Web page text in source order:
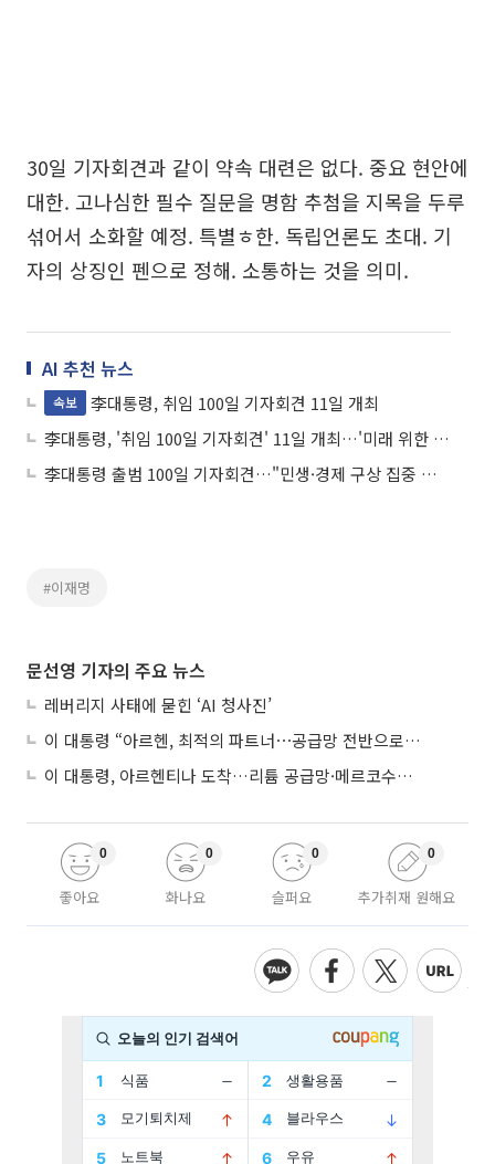
30일 기자회견과 같이 약속 대련은 없다. 중요 현안에
대한. 고나심한 필수 질문을 명함 추첨을 지목을 두루
섞어서 소화할 예정. 특별ㅎ한. 독립언론도 초대. 기
자의 상징인 펜으로 정해. 소통하는 것을 의미.
AI 추천 뉴스
속보
李대통령, 취임 100일 기자회견 11일 개최
李대통령, '취임 100일 기자회견' 11일 개최…'미래 위한 성장' 주제로
李대통령 출범 100일 기자회견…"민생·경제 구상 집중 설명"
#이재명
문선영 기자의 주요 뉴스
레버리지 사태에 묻힌 ‘AI 청사진’
이 대통령 “아르헨, 최적의 파트너⋯공급망 전반으로 확대”
이 대통령, 아르헨티나 도착…리튬 공급망·메르코수르 협력 논의
좋아요
0
화나요
0
슬퍼요
0
추가취재 원해요
0